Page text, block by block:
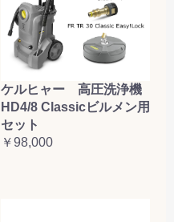
ケルヒャー 高圧洗浄機
HD4/8 Classicビルメン用
セット
￥98,000